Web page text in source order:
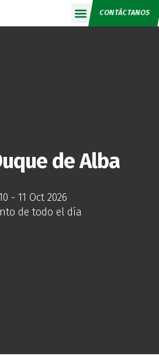
CONTÁCTANOS
de Alba
- 11 Oct 2026
de todo el día